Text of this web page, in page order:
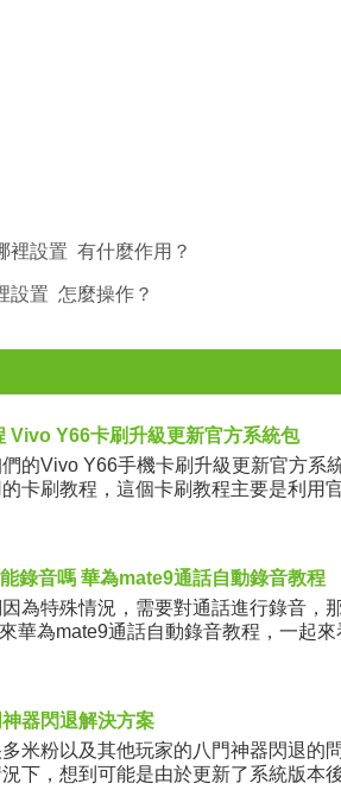
裡設置 有什麼作用？
設置 怎麼操作？
Vivo Y66卡刷升級更新官方系統包
的Vivo Y66手機卡刷升級更新官方系
卡刷教程，這個卡刷教程主要是利用
錄音嗎 華為mate9通話自動錄音教程
特殊情況，需要對通話進行錄音，
來華為mate9通話自動錄音教程，一
器閃退解決方案
粉以及其他玩家的八門神器閃退的
下，想到可能是由於更新了系統版本